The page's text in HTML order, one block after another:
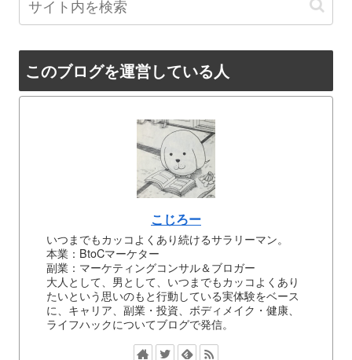
このブログを運営している人
こじろー
いつまでもカッコよくあり続けるサラリーマン。
本業：BtoCマーケター
副業：マーケティングコンサル＆ブロガー
大人として、男として、いつまでもカッコよくあり
たいという思いのもと行動している実体験をベース
に、キャリア、副業・投資、ボディメイク・健康、
ライフハックについてブログで発信。